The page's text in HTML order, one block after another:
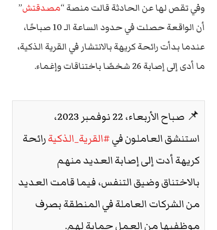
وفي تقص لها عن الحادثة قالت منصة “مصدقتش”
أن الواقعة حصلت في حدود الساعة الـ 10 صباحًا،
عندما بدأت رائحة كريهة بالانتشار في القرية الذكية،
ما أدى إلى إصابة 26 شخصًا باختناقات وإغماء.
📌 صباح الأربعاء، 22 نوفمبر 2023،
استنشق العاملون في#القرية_الذكيةرائحة
كريهة أدت إلى إصابة العديد منهم
بالاختناق وضيق التنفس، فيما قامت العديد
من الشركات العاملة في المنطقة بصرف
موظفيها من العمل حماية لهم.